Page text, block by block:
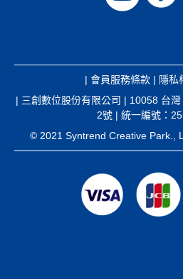
| 會員服務條款 | 隱私
| 三創數位股份有限公司 | 10058 台
2號 | 統一編號：
© 2021 Syntrend Creative Park.,